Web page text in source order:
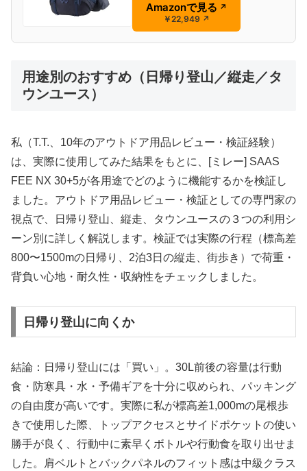
Amazonで見る ↗
￥22,949 ↗
用途別のおすすめ（日帰り登山／縦走／タ
ウンユース）
私（T.T.、10年のアウトドア用品レビュー・検証経験）
は、実際に使用してみた結果をもとに、[ミレー] SAAS
FEE NX 30+5が各用途でどのように機能するかを検証し
ました。アウトドア用品レビュー・検証としての専門家の
視点で、日帰り登山、縦走、タウンユースの３つの利用シ
ーン別に詳しく解説します。検証では実際の行程（標高差
800〜1500mの日帰り、2泊3日の縦走、街歩き）で荷重・
背負い心地・耐久性・収納性をチェックしました。
日帰り登山に向くか
結論：日帰り登山には「買い」。30L前後の容量は行動
食・防寒具・水・予備ギアを十分に収められ、パッキング
の自由度が高いです。実際に私が標高差1,000mの尾根歩
きで使用した際、トップアクセスとサイドポケットの使い
勝手が良く、行動中に素早くボトルや行動食を取り出せま
した。肩ベルトとバックパネルのフィット感は中級クラス